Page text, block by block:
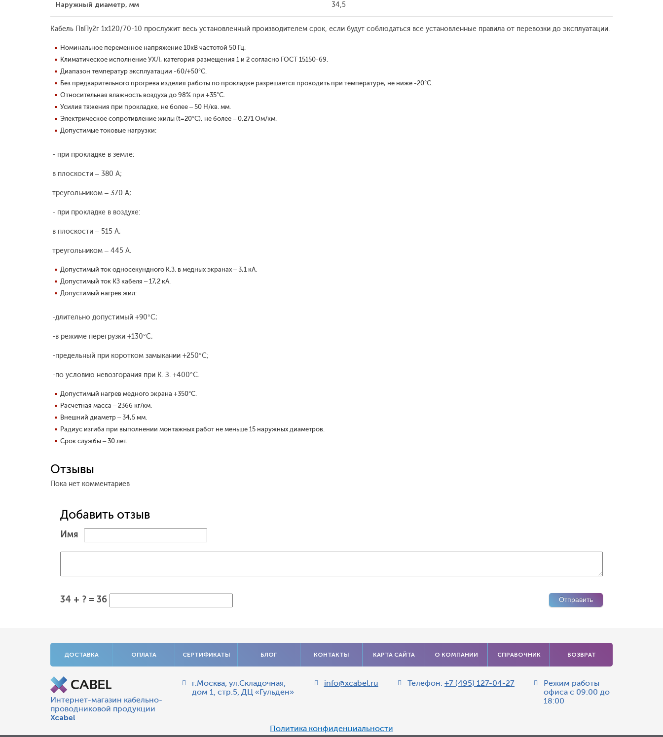
Наружный диаметр, мм 34,5
Кабель ПвПу2г 1x120/70-10 прослужит весь установленный производителем срок, если будут соблюдаться все установленные правила от перевозки до эксплуатации.
Номинальное переменное напряжение 10кВ частотой 50 Гц.
Климатическое исполнение УХЛ, категория размещения 1 и 2 согласно ГОСТ 15150-69.
Диапазон температур эксплуатации -60/+50°С.
Без предварительного прогрева изделия работы по прокладке разрешается проводить при температуре, не ниже -20°С.
Относительная влажность воздуха до 98% при +35°С.
Усилия тяжения при прокладке, не более – 50 Н/кв. мм.
Электрическое сопротивление жилы (t=20°С), не более – 0,271 Ом/км.
Допустимые токовые нагрузки:
- при прокладке в земле:
в плоскости – 380 А;
треугольником – 370 А;
- при прокладке в воздухе:
в плоскости – 515 А;
треугольником – 445 А.
Допустимый ток односекундного К.З. в медных экранах – 3,1 кА.
Допустимый ток КЗ кабеля – 17,2 кА.
Допустимый нагрев жил:
-длительно допустимый +90°С;
-в режиме перегрузки +130°С;
-предельный при коротком замыкании +250°С;
-по условию невозгорания при К. З. +400°С.
Допустимый нагрев медного экрана +350°С.
Расчетная масса – 2366 кг/км.
Внешний диаметр – 34,5 мм.
Радиус изгиба при выполнении монтажных работ не меньше 15 наружных диаметров.
Срок службы – 30 лет.
Отзывы
Пока нет комментариев
Добавить отзыв
Имя
34 + ? = 36
ДОСТАВКА ОПЛАТА СЕРТИФИКАТЫ БЛОГ КОНТАКТЫ КАРТА САЙТА О КОМПАНИИ СПРАВОЧНИК ВОЗВРАТ
Интернет-магазин кабельно-
проводниковой продукции
Xcabel
г.Москва,ул.Складочная,
дом 1, стр.5, ДЦ «Гульден»
info@xcabel.ru Телефон:+7 (495) 127-04-27
Режим работы
офиса с 09:00 до
18:00
Политика конфиденциальности